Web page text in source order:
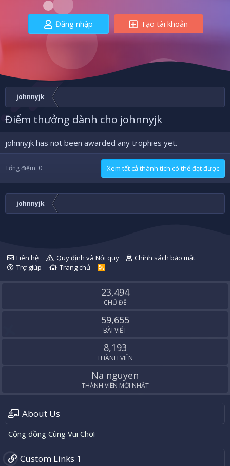
Đăng nhập Tạo tài khoản
johnnyjk
Điểm thưởng dành cho johnnyjk
johnnyjk has not been awarded any trophies yet.
Tổng điểm: 0 Xem tất cả thành tích có thể đạt được
johnnyjk
Liên hệ Quy định và Nội quy
Chính sách bảo mật
Trợ giúp
Trang chủ
R
S
23,494
CHỦ ĐỀ
59,655
BÀI VIẾT
8,193
THÀNH VIÊN
Na nguyen
THÀNH VIÊN MỚI NHẤT
About Us
Cộng đồng Cùng Vui Chơi
Custom Links 1